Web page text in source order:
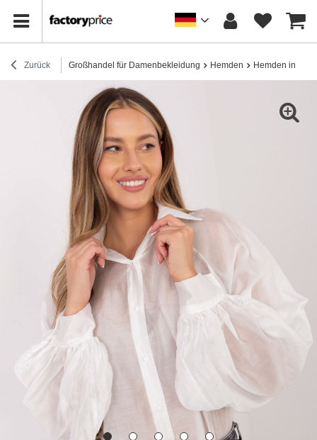
Zurück Großhandel für Damenbekleidung Hemden Hemden in